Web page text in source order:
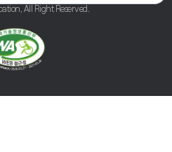
All Right Reserved.